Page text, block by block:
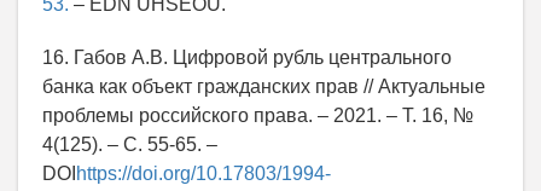
53. – EDN UHSEOU.
16. Габов А.В. Цифровой рубль центрального
банка как объект гражданских прав // Актуальные
проблемы российского права. – 2021. – Т. 16, №
4(125). – С. 55-65. –
DOI https://doi.org/10.17803/1994-